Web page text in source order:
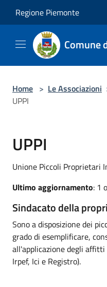
Regione Piemonte
Comune
Home > Le Associazioni
UPPI
UPPI
Unione Piccoli Proprietari
Ultimo aggiornamento: 1
Sindacato della
Sono a disposizione dei
grado di esemplificare,
all'applicazione degli
Irpef, Ici e Registro).